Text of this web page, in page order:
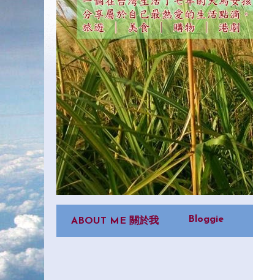
ABOUT ME 關於我 Bloggie